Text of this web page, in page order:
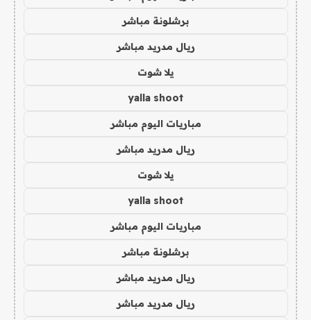
برشلونة مباشر
ريال مدريد مباشر
يلا شوت
yalla shoot
مباريات اليوم مباشر
ريال مدريد مباشر
يلا شوت
yalla shoot
مباريات اليوم مباشر
برشلونة مباشر
ريال مدريد مباشر
ريال مدريد مباشر